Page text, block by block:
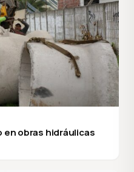
en obras hidráulicas